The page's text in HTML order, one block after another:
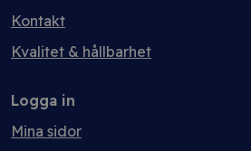
Kontakt
Kvalitet & hållbarhet
Logga in
Mina sidor